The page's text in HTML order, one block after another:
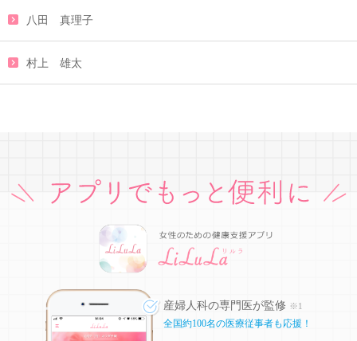
八田 真理子
村上 雄太
産婦人科の専門医が監修 ※1
全国約100名の医療従事者も応援！